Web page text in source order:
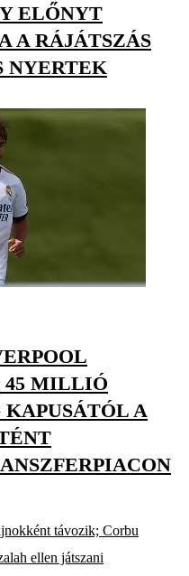
ELŐNYT
A RÁJÁTSZÁS
NYERTEK
45 MILLIÓ
A
távozik; Corbu
ellen játszani